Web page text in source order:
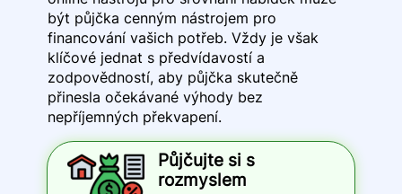
být půjčka cenným nástrojem pro
financování vašich potřeb. Vždy je však
klíčové jednat s předvídavostí a
zodpovědností, aby půjčka skutečně
přinesla očekávané výhody bez
nepříjemných překvapení.
Půjčujte si s
rozmyslem